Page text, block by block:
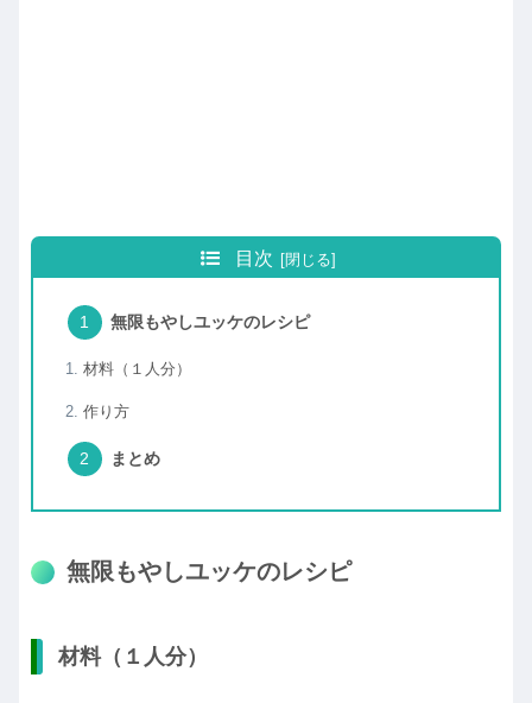
目次
無限もやしユッケのレシピ
材料（１人分）
作り方
まとめ
無限もやしユッケのレシピ
材料（１人分）